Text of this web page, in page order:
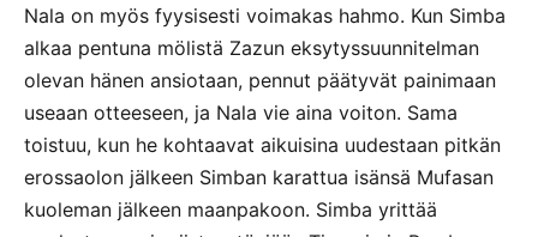
Nala on myös fyysisesti voimakas hahmo. Kun Simba
alkaa pentuna mölistä Zazun eksytyssuunnitelman
olevan hänen ansiotaan, pennut päätyvät painimaan
useaan otteeseen, ja Nala vie aina voiton. Sama
toistuu, kun he kohtaavat aikuisina uudestaan pitkän
erossaolon jälkeen Simban karattua isänsä Mufasan
kuoleman jälkeen maanpakoon. Simba yrittää